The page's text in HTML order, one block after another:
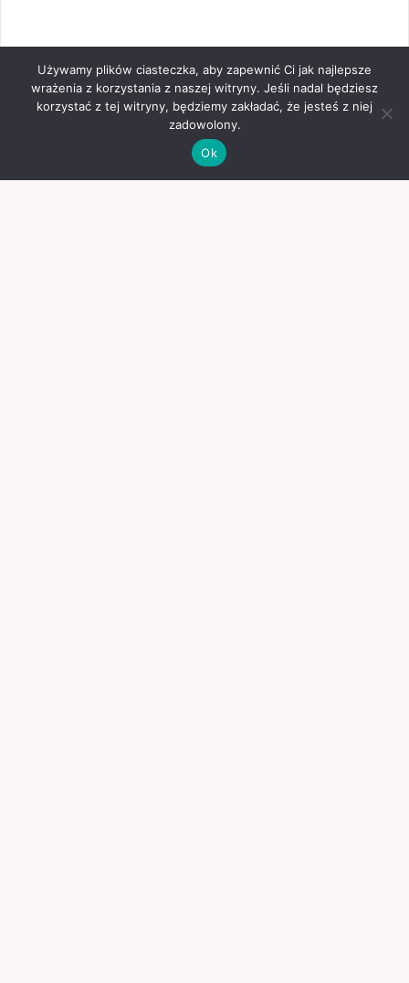
Używamy plików ciasteczka, aby zapewnić Ci jak najlepsze
wrażenia z korzystania z naszej witryny. Jeśli nadal będziesz
korzystać z tej witryny, będziemy zakładać, że jesteś z niej
zadowolony.
Ok